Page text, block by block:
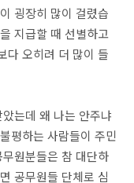
굉장히 많이 걸렸습
지급할 때 선별하고
다 오히려 더 많이 들
는데 왜 나는 안주냐
평하는 사람들이 주민
원분들은 참 대단하
공무원들 단체로 심